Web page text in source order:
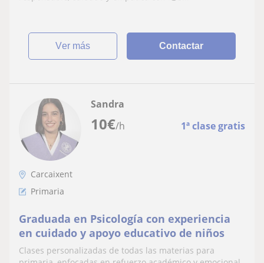
ver más Contactar
10€/h 1ª clase gratis
Sandra
Carcaixent
Primaria
Graduada en Psicología con experiencia
en cuidado y apoyo educativo de niños
Clases personalizadas de todas las materias para